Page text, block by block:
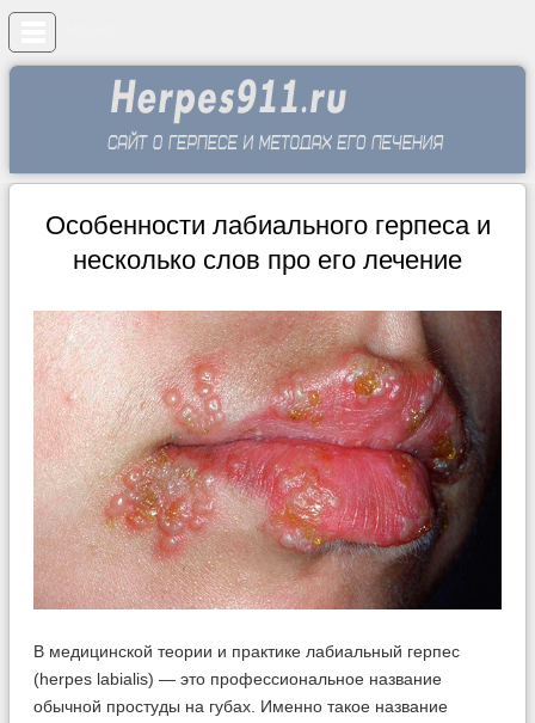
Особенности лабиального герпеса и
несколько слов про его лечение
В медицинской теории и практике лабиальный герпес
(herpes labialis) — это профессиональное название
обычной простуды на губах. Именно такое название